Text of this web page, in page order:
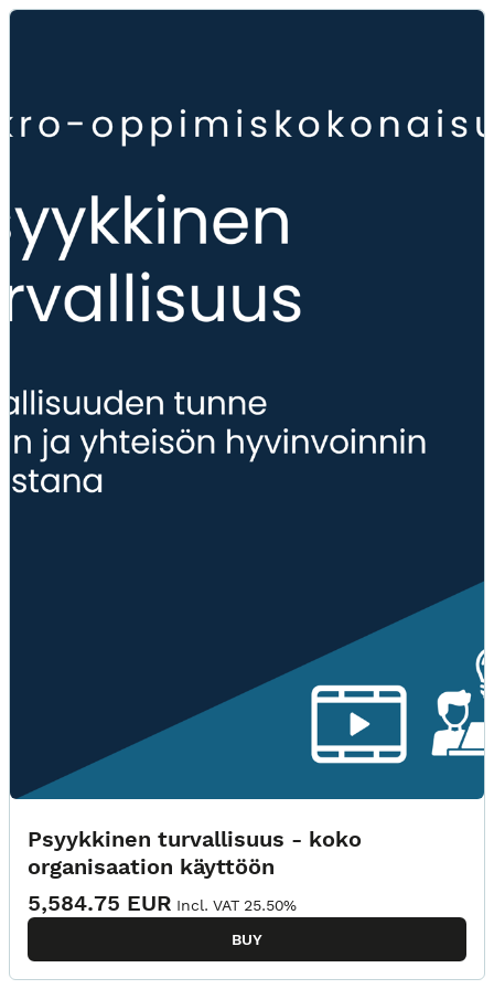
Psyykkinen turvallisuus - koko organisaation käyttöön
Psyykkinen turvallisuus - koko
organisaation käyttöön
5,584.75 EUR Incl. VAT 25.50%
BUY